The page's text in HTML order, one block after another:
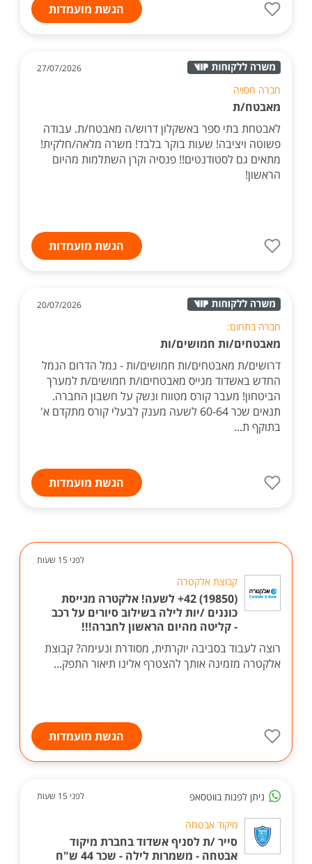
הגשת מועמדות
27/07/2026
חברה חסויה
מאבטח/ת
לאבטחת בתי ספר באשקלון דרוש/ה מאבטח/ת. עבודה
פשוטה ויציבה! שעות בוקר בלבד! משרה מלאה/חלקית!
מתאים גם לסטודנטים!! פנסיה וקרן השתלמות מהיום
הראשון!
הגשת מועמדות
20/07/2026
חברה בתחום:
מאבטחים/ות חמושים/ות
דרושים/ת מאבטחים/ות חמושים/ות - נמל הדרום הנמל
החדש באשדוד מגייס מאבטחיםו/ת חמושים/ת למערך
הביטחון! מעבר קורס מטווח ונשק על חשבון החברה.
תנאים שכר 60-64 לשעה מענק לבעלי קורס מתקדם א'
בתוקף ת...
הגשת מועמדות
לפני 15 שעות
קבוצת אלקטרה
(19850) 42+ לשעה! אלקטרה מגייסת
כוננים /יות לילה בשילוב סיורים על רכב
- קליטה מהיום הראשון לחברה!!!
רוצה לעבוד בסביבה יוקרתית, מסודרת ונעימה? קבוצת
אלקטרה מזמינה אותך להצטרף אלינו תיאור התפק...
הגשת מועמדות
ניתן לפנות בווטסאפ לפני 15 שעות
מיקוד אבטחה
סייר /ת לסניף אשדוד בחברת מיקוד
אבטחה - משמרות לילה - שכר 44 ש"ח